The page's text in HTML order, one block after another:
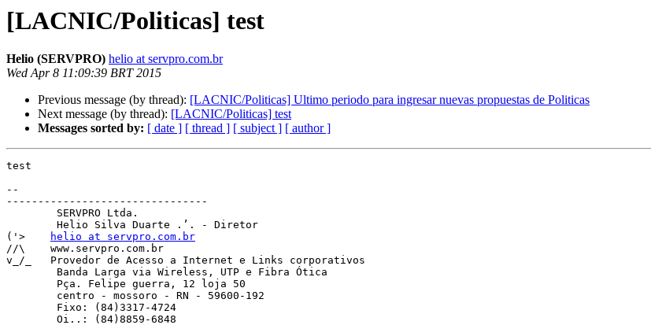
[LACNIC/Politicas] test
Helio (SERVPRO) helio at servpro.com.br
Wed Apr 8 11:09:39 BRT 2015
Previous message (by thread): [LACNIC/Politicas] Ultimo periodo para ingresar nuevas propuestas de Politicas
Next message (by thread): [LACNIC/Politicas] test
Messages sorted by: [ date ] [ thread ] [ subject ] [ author ]
test
--
--------------------------------
('>
helio at servpro.com.br
//\    www.servpro.com.br
v_/_   Provedor de Acesso a Internet e Links corporativos